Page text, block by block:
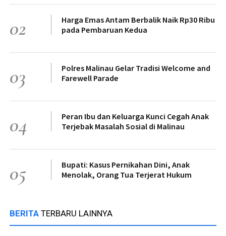
02
Harga Emas Antam Berbalik Naik Rp30 Ribu
pada Pembaruan Kedua
03
Polres Malinau Gelar Tradisi Welcome and
Farewell Parade
04
Peran Ibu dan Keluarga Kunci Cegah Anak
Terjebak Masalah Sosial di Malinau
05
Bupati: Kasus Pernikahan Dini, Anak
Menolak, Orang Tua Terjerat Hukum
BERITA TERBARU LAINNYA